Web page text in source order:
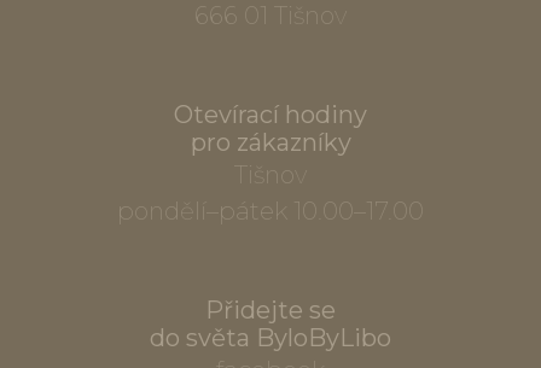
666 01 Tišnov
Otevírací hodiny
pro zákazníky
Tišnov
pondělí–pátek 10.00–17.00
Přidejte se
do světa ByloByLibo